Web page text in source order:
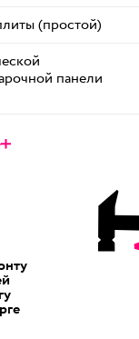
(простой)
панели